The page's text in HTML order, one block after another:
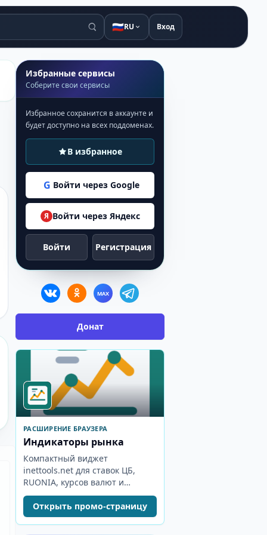
🇷🇺RU Вход
Избранные сервисы
Соберите свои сервисы
Избранное сохранится в аккаунте и
будет доступно на всех поддоменах.
В избранное
G Войти через Google
Я Войти через Яндекс
Войти Регистрация
MAX
Донат
РАСШИРЕНИЕ БРАУЗЕРА
Индикаторы рынка
Компактный виджет
inettools.net для ставок ЦБ,
RUONIA, курсов валют и
индексов MOEX.
Открыть промо-страницу